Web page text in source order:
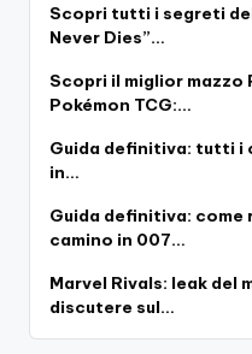
Scopri tutti i segreti
Never Dies”…
Scopri il miglior mazzo
Pokémon TCG:…
Guida definitiva: tutti i
in…
Guida definitiva: come
camino in 007…
Marvel Rivals: leak del
discutere sul…